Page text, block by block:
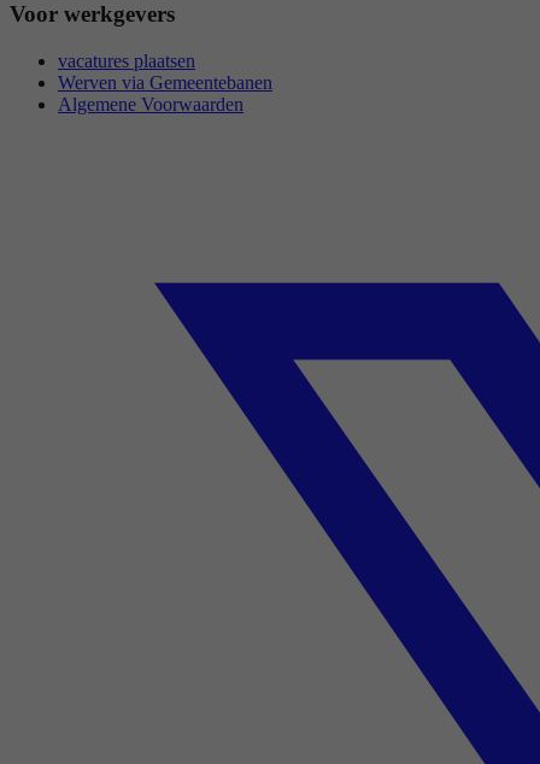
Voor werkgevers
vacatures plaatsen
Werven via Gemeentebanen
Algemene Voorwaarden